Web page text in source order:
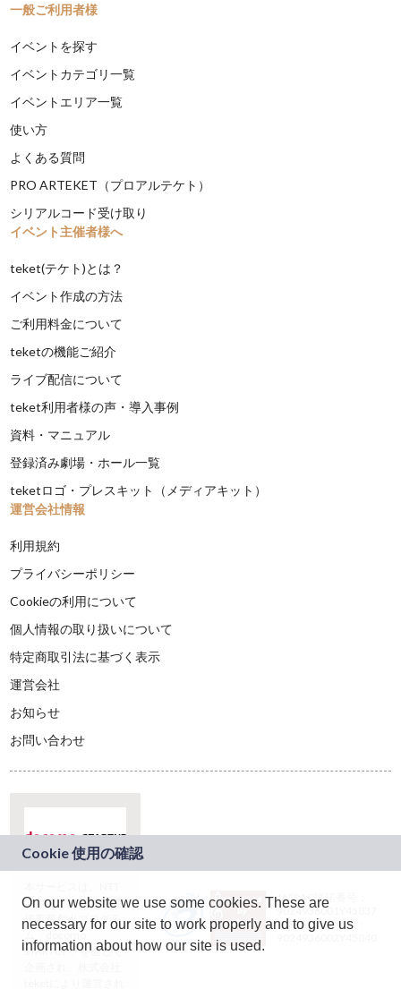
一般ご利用者様
イベントを探す
イベントカテゴリ一覧
イベントエリア一覧
使い方
よくある質問
PRO ARTEKET（プロアルテケト）
シリアルコード受け取り
イベント主催者様へ
teket(テケト)とは？
イベント作成の方法
ご利用料金について
teketの機能ご紹介
ライブ配信について
teket利用者様の声・導入事例
資料・マニュアル
登録済み劇場・ホール一覧
teketロゴ・プレスキット（メディアキット）
運営会社情報
利用規約
プライバシーポリシー
Cookieの利用について
個人情報の取り扱いについて
特定商取引法に基づく表示
運営会社
お知らせ
お問い合わせ
ドコモグループの新
規事業創出プログラ
ム「docomo
STARTUP」を通じて
JASRAC許諾番号：
9024936001Y45037
JASRAC許諾番号：
On our website we use some cookies. These are
necessary for our site to work properly and to give us
information about how our site is used.